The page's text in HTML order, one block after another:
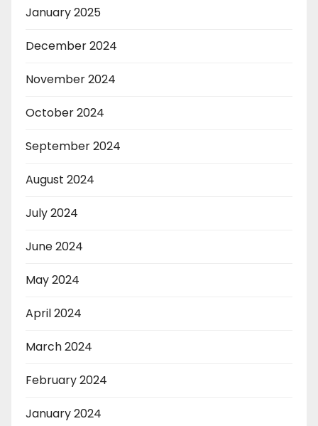
January 2025
December 2024
November 2024
October 2024
September 2024
August 2024
July 2024
June 2024
May 2024
April 2024
March 2024
February 2024
January 2024